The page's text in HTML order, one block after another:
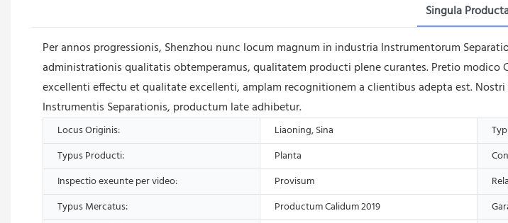
Singula
Per annos progressionis, Shenzhou nunc locum magnum in industria Instrumentorum
administrationis qualitatis obtemperamus, qualitatem producti plene curantes. Pretio
excellenti effectu et qualitate excellenti, amplam recognitionem a clientibus adepta est.
Instrumentis Separationis, productum late adhibetur.
Locus Originis: Liaoning, Sina
Typus Producti:
Planta
Inspectio exeunte per video:
Provisum
Typus Mercatus:
Productum Calidum 2019